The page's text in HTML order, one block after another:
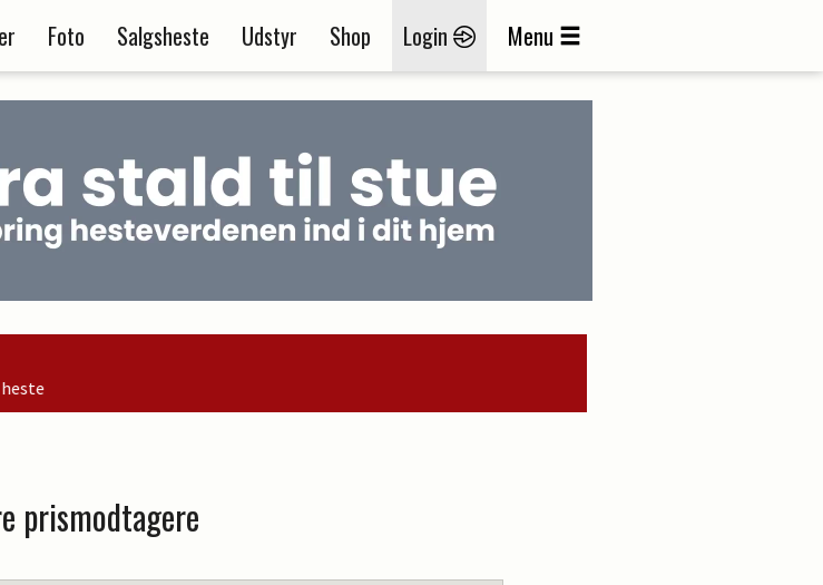
Foto Salgsheste Udstyr Shop Login Menu
prismodtagere